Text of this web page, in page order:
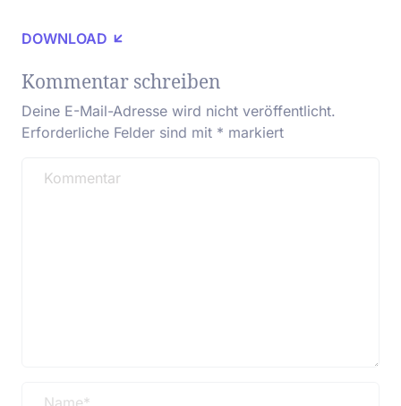
DOWNLOAD
Kommentar schreiben
Deine E-Mail-Adresse wird nicht veröffentlicht.
Erforderliche Felder sind mit * markiert